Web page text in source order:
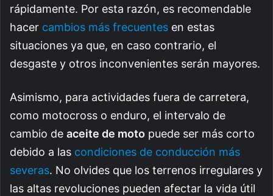
rápidamente. Por esta razón, es recomendable
hacer cambios más frecuentes en estas
situaciones ya que, en caso contrario, el
desgaste y otros inconvenientes serán mayores.
Asimismo, para actividades fuera de carretera,
como motocross o enduro, el intervalo de
cambio de aceite de moto puede ser más corto
debido a las condiciones de conducción más
severas. No olvides que los terrenos irregulares y
las altas revoluciones pueden afectar la vida útil